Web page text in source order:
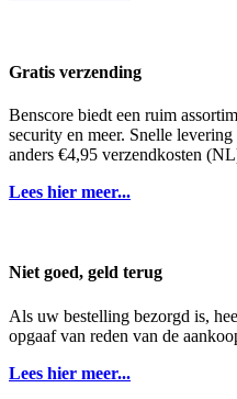
Gratis verzending
Benscore biedt een ruim
security en meer. Snelle
anders €4,95 verzendkosten
Lees hier meer...
Niet goed, geld terug
Als uw bestelling bezorgd is,
opgaaf van reden van de
Lees hier meer...